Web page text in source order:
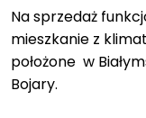
Na sprzedaż
mieszkanie z
położone w
Bojary.